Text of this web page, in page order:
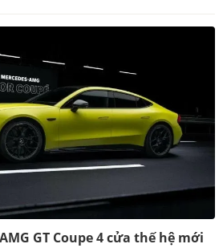
GT Coupe 4 cửa thế hệ mới